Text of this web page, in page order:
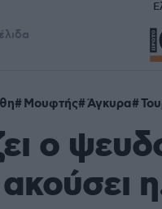
Μουφτής Άγκυρα
ο